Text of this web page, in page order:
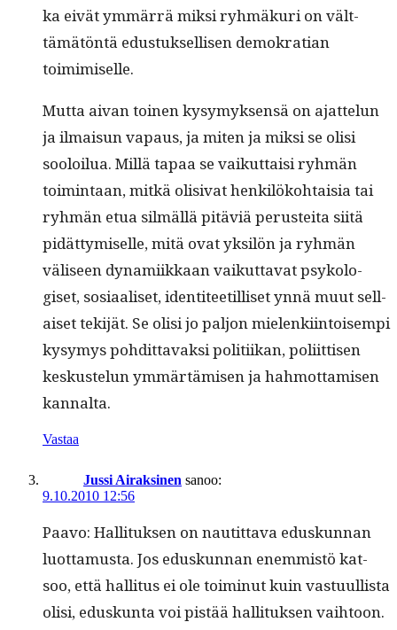
ka eivät ymmär­rä mik­si ryh­mäkuri on vält­
tämätön­tä edus­tuk­sel­lisen demokra­t­ian
toimimiselle.
Mut­ta aivan toinen kysymyk­sen­sä on ajat­telun
ja ilmaisun vapaus, ja miten ja mik­si se olisi
sooloilua. Mil­lä tapaa se vaikut­taisi ryh­män
toim­intaan, mitkä oli­si­vat henkilöko­htaisia tai
ryh­män etua silmäl­lä pitäviä perustei­ta siitä
pidät­tymiselle, mitä ovat yksilön ja ryh­män
väliseen dynami­ikkaan vaikut­ta­vat psykol­o­
giset, sosi­aaliset, iden­ti­teetil­liset ynnä muut sel­l­
aiset tek­i­jät. Se olisi jo paljon mie­lenki­in­toisem­pi
kysymys pohdit­tavak­si poli­ti­ikan, poli­it­tisen
keskustelun ymmärtämisen ja hah­mot­tamisen
kannalta.
Vastaa
Jussi Airaksinen sanoo:
9.10.2010 12:56
Paa­vo: Hal­li­tuk­sen on nau­tit­ta­va eduskun­nan
luot­ta­mus­ta. Jos eduskun­nan enem­mistö kat­
soo, että hal­li­tus ei ole toimin­ut kuin vas­tu­ullista
olisi, eduskun­ta voi pistää hal­li­tuk­sen vai­h­toon.